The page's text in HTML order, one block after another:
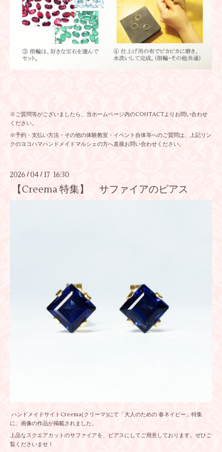
※ご質問等がございましたら、当ホームページ内のCONTACTよりお問い合わせ
ください。
※予約・支払い方法・その他の体験教室・イベント自体等へのご質問は、上記リン
クのヨコハマハンドメイドマルシェの方へ直接お問い合わせください。
2026 /04 / 17 16:30
【Creema 特集】 サファイアのピアス
ハンドメイドサイトCreema(クリーマ)にて「大人のための 春ネイビー」特集
に、画像の作品が掲載されました。
上品なスクエアカットのサファイアを、ピアスにしてご用意しております。ぜひご
覧くださいませ！